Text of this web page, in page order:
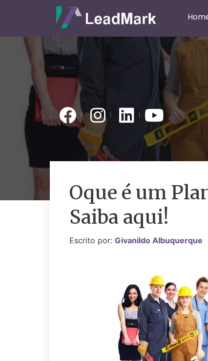
Oque é um
Saiba aqui!
Escrito por: Givanildo Albuquerque